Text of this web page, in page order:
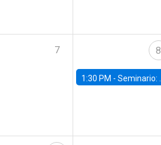
7 8
1:30 PM -Seminario: “Recuperando la humanidad para progresar en la era de la IA»